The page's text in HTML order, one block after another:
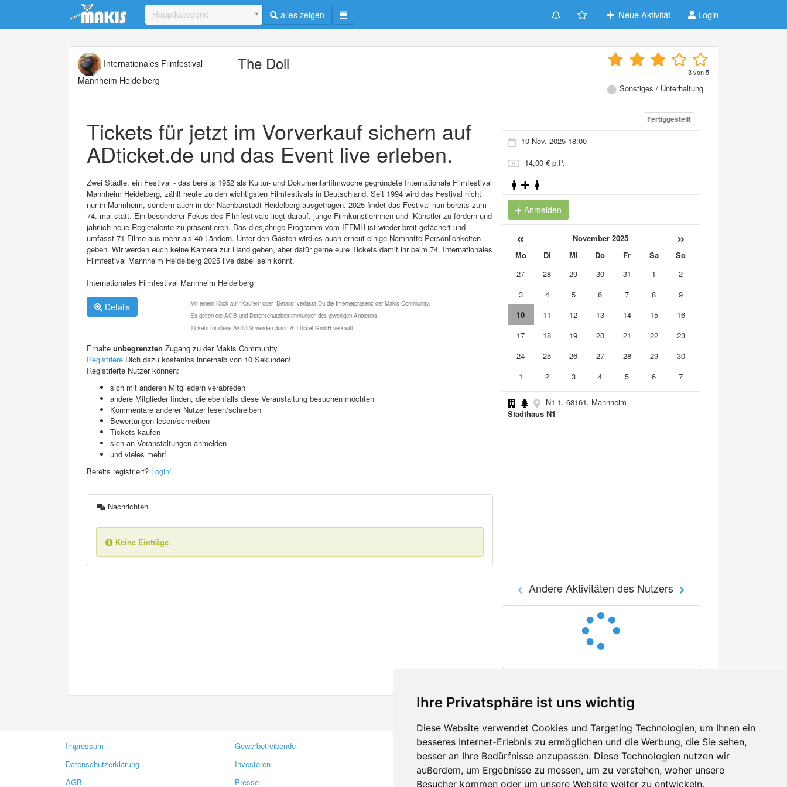
Ihre Privatsphäre ist uns wichtig
Diese Website verwendet Cookies und Targeting Technologien, um Ihnen ein
besseres Internet-Erlebnis zu ermöglichen und die Werbung, die Sie sehen,
besser an Ihre Bedürfnisse anzupassen. Diese Technologien nutzen wir
außerdem, um Ergebnisse zu messen, um zu verstehen, woher unsere
Besucher kommen oder um unsere Website weiter zu entwickeln.
Update cookies preferences
Hauptkategorie alles zeigen Neue Aktivität Login
Internationales Filmfestival
Mannheim Heidelberg
The Doll 3von5
Sonstiges / Unterhaltung
Tickets für jetzt im Vorverkauf sichern auf
ADticket.de und das Event live erleben.
Zwei Städte, ein Festival - das bereits 1952 als Kultur- und Dokumentarfilmwoche gegründete Internationale Filmfestival
Mannheim Heidelberg, zählt heute zu den wichtigsten Filmfestivals in Deutschland. Seit 1994 wird das Festival nicht
nur in Mannheim, sondern auch in der Nachbarstadt Heidelberg ausgetragen. 2025 findet das Festival nun bereits zum
74. mal statt. Ein besonderer Fokus des Filmfestivals liegt darauf, junge Filmkünstlerinnen und -Künstler zu fördern und
jährlich neue Regietalente zu präsentieren. Das diesjährige Programm vom IFFMH ist wieder breit gefächert und
umfasst 71 Filme aus mehr als 40 Ländern. Unter den Gästen wird es auch erneut einige Namhafte Persönlichkeiten
geben. Wir werden euch keine Kamera zur Hand geben, aber dafür gerne eure Tickets damit ihr beim 74. Internationales
Filmfestival Mannheim Heidelberg 2025 live dabei sein könnt.
Internationales Filmfestival Mannheim Heidelberg
Details
Mit einem Klick auf "Kaufen" oder "Details" verlässt Du die Internetpräsenz der Makis Community.
Es gelten die AGB und Datenschutzbestimmungen des jeweiligen Anbieters.
Tickets für diese Aktivität werden durch AD ticket GmbH verkauft.
Erhalte unbegrenzten Zugang zu der Makis Community.
Registriere Dich dazu kostenlos innerhalb von 10 Sekunden!
Registrierte Nutzer können:
sich mit anderen Mitgliedern verabreden
andere Mitglieder finden, die ebenfalls diese Veranstaltung besuchen möchten
Kommentare anderer Nutzer lesen/schreiben
Bewertungen lesen/schreiben
Tickets kaufen
sich an Veranstaltungen anmelden
und vieles mehr!
Bereits registriert? Login!
Nachrichten
Keine Einträge
Fertiggestellt
10 Nov. 2025 18:00
14,00 € p.P.
Anmelden
« November 2025 »
Mo Di Mi Do Fr Sa
So
27
28 29 30 31 1
2
3
4 5 6 7 8
9
10
11 12 13 14 15
16
17
18 19 20 21 22
23
24
25 26 27 28 29
30
1
2 3 4 5 6 7
N1 1, 68161, Mannheim
Stadthaus N1
Andere Aktivitäten des Nutzers
Impressum
Datenschutzerklärung
AGB
Gewerbetreibende
Investoren
Presse
Kontakt
Feedback
Fehler melden
Facebook
Twitter
YouTube